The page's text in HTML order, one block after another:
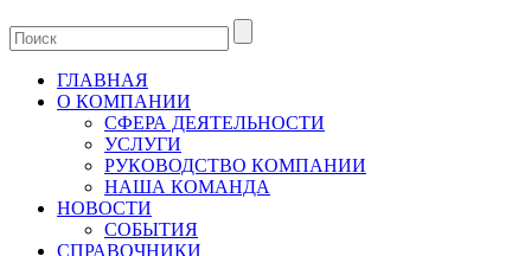
ГЛАВНАЯ
О КОМПАНИИ
СФЕРА ДЕЯТЕЛЬНОСТИ
УСЛУГИ
РУКОВОДСТВО КОМПАНИИ
НАША КОМАНДА
НОВОСТИ
СОБЫТИЯ
СПРАВОЧНИКИ